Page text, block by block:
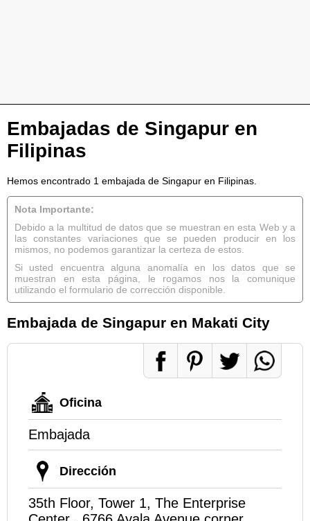
Embajadas de Singapur en
Filipinas
Hemos encontrado 1 embajada de Singapur en Filipinas.
Nota Importante:
Debido a la multitud de datos que se muestran en esta Web y a
las constantes variaciones que se pueden producir en los
mismos, no podemos garantizar la certeza de estos.
Si usted encuentra alguna anomalía en los datos que se
muestran en esta página, le rogamos nos la comunique
utilizando el formulario de corrección disponible.
Embajada de Singapur en Makati City
Oficina
Embajada
Dirección
35th Floor, Tower 1, The Enterprise